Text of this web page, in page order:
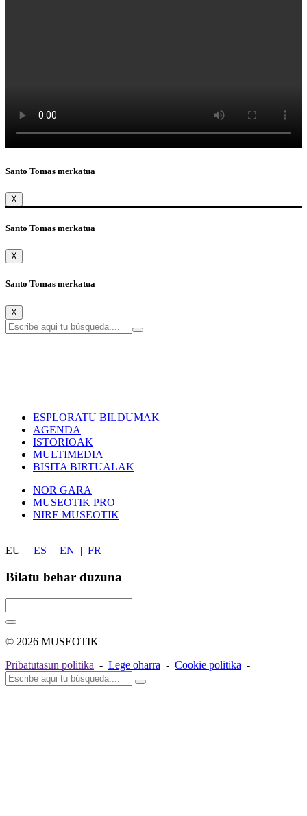
Santo Tomas merkatua
X
Santo Tomas merkatua
X
Santo Tomas merkatua
X
ESPLORATU BILDUMAK
AGENDA
ISTORIOAK
MULTIMEDIA
BISITA BIRTUALAK
NOR GARA
MUSEOTIK PRO
NIRE MUSEOTIK
EU | ES | EN | FR |
Bilatu behar duzuna
© 2026 MUSEOTIK
Pribatutasun politika - Lege oharra - Cookie politika -